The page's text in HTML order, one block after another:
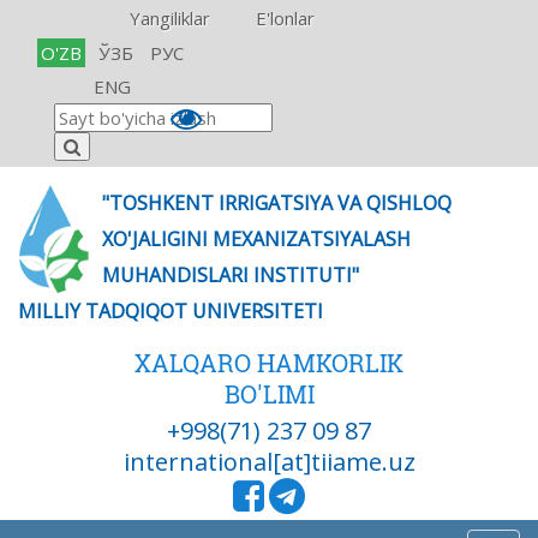
Yangiliklar
E'lonlar
O'ZB
ЎЗБ
РУС
ENG
"TOSHKENT IRRIGATSIYA VA QISHLOQ
XO'JALIGINI MEXANIZATSIYALASH
MUHANDISLARI INSTITUTI"
MILLIY TADQIQOT UNIVERSITETI
XALQARO HAMKORLIK
BO'LIMI
+998(71) 237 09 87
international[at]tiiame.uz